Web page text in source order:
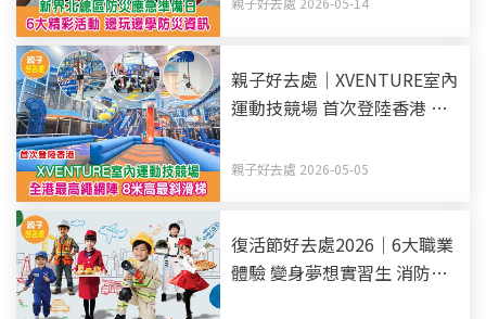
親子好去處｜XVENTURE室內
運動技競場 首次登陸香港 全
親子好去處 2026-05-05
復活節好去處2026｜6大職業
體驗 變身夢想實習生 消防員